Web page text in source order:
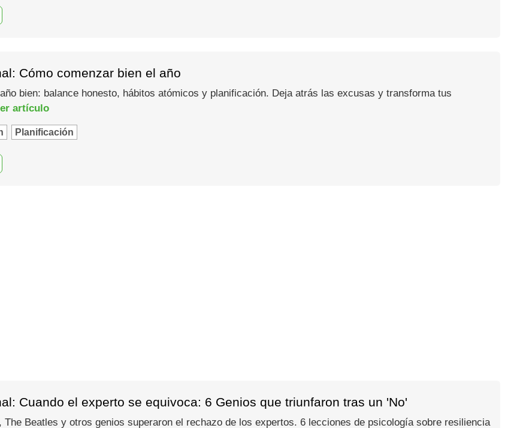
Cómo comenzar bien el año
bien: balance honesto, hábitos atómicos y planificación. Deja atrás las excusas y transforma tus
artículo
Planificación
Cuando el experto se equivoca: 6 Genios que triunfaron tras un 'No'
The Beatles y otros genios superaron el rechazo de los expertos. 6 lecciones de psicología sobre resiliencia